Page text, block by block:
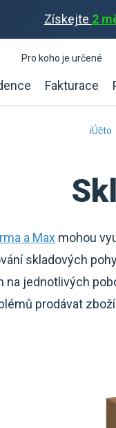
Získejte 2
Fakturace
Pro koho je určené
iÚčto
a Max mohou
skladových
na jednotlivých
prodávat